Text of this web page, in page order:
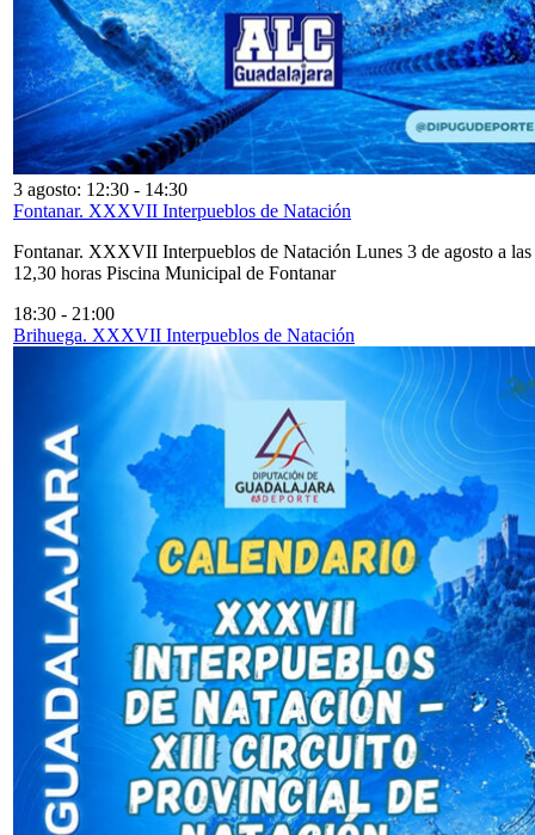
3 agosto: 12:30 - 14:30
Fontanar. XXXVII Interpueblos de Natación
Fontanar. XXXVII Interpueblos de Natación Lunes 3 de agosto a las
12,30 horas Piscina Municipal de Fontanar
18:30 - 21:00
Brihuega. XXXVII Interpueblos de Natación